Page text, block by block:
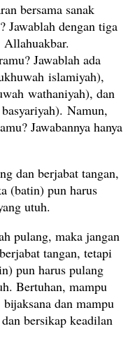
bersama sanak
Jawablah dengan tiga
Jawablah ada
islamiyah),
wathaniyah), dan
Namun,
Jawabannya hanya
dan berjabat tangan,
(batin) pun harus
utuh.
pulang, maka jangan
tangan, tetapi
pun harus pulang
Bertuhan, mampu
dan mampu
bersikap keadilan